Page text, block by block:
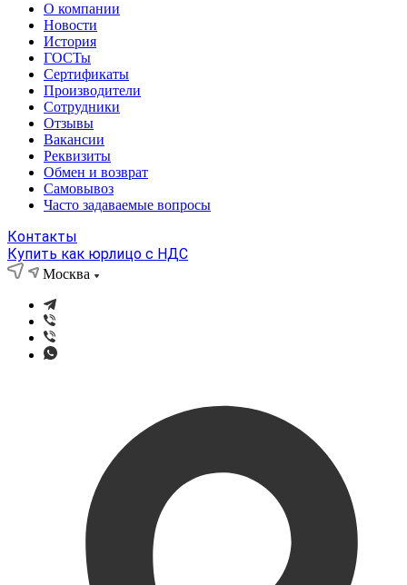
О компании
Новости
История
ГОСТы
Сертификаты
Производители
Сотрудники
Отзывы
Вакансии
Реквизиты
Обмен и возврат
Самовывоз
Часто задаваемые вопросы
Контакты
Купить как юрлицо с НДС
Москва